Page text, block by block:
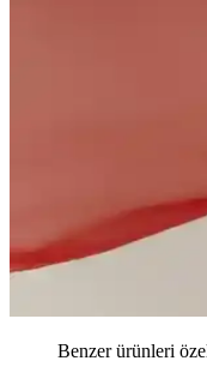
Benzer ürünleri